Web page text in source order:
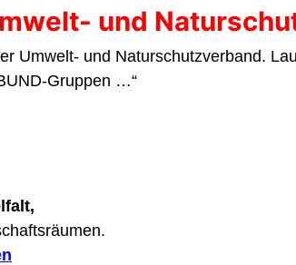
und
Umwelt- und Naturschutzverband.
Gruppen …“